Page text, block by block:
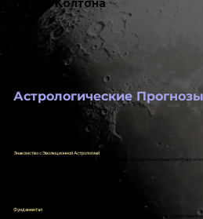
Леона Колтона
Астрологические Прогнозы
Знакомство с Эволюционной Астрологией
- здесь Леон делится своими статьями, написанными за последние несколько лет. В них
Фундаментал
- в эту рубрику входят все статьи, переведённые Леоном с книг Д.В.Грин о Плутоне и